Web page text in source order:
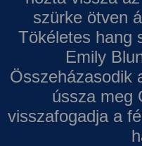
szürke ötven
Tökéletes hang
Emily
Összeházasodik
ússza meg
visszafogadja a